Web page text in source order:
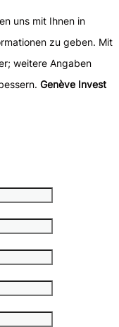
uns mit Ihnen in
zu geben. Mit
weitere Angaben
Genève Invest